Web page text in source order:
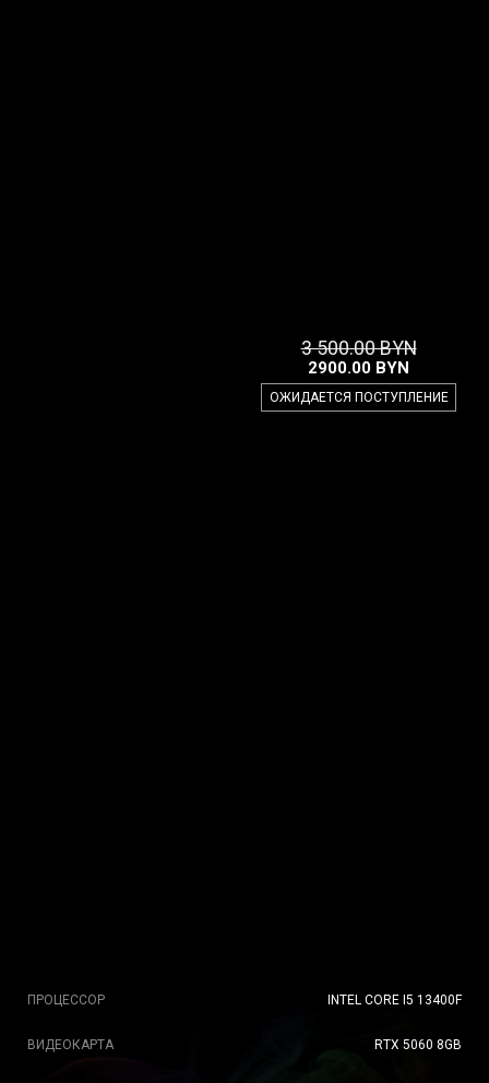
2900.00 BYN
3 500.00 BYN
ОЖИДАЕТСЯ ПОСТУПЛЕНИЕ
ПРОЦЕССОР INTEL CORE I5 13400F
ВИДЕОКАРТА RTX 5060 8GB